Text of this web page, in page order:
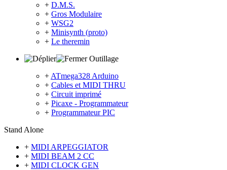
+ D.M.S.
+ Gros Modulaire
+ WSG2
+ Minisynth (proto)
+ Le theremin
Outillage
+ ATmega328 Arduino
+ Cables et MIDI THRU
+ Circuit imprimé
+ Picaxe - Programmateur
+ Programmateur PIC
Stand Alone
+ MIDI ARPEGGIATOR
+ MIDI BEAM 2 CC
+ MIDI CLOCK GEN